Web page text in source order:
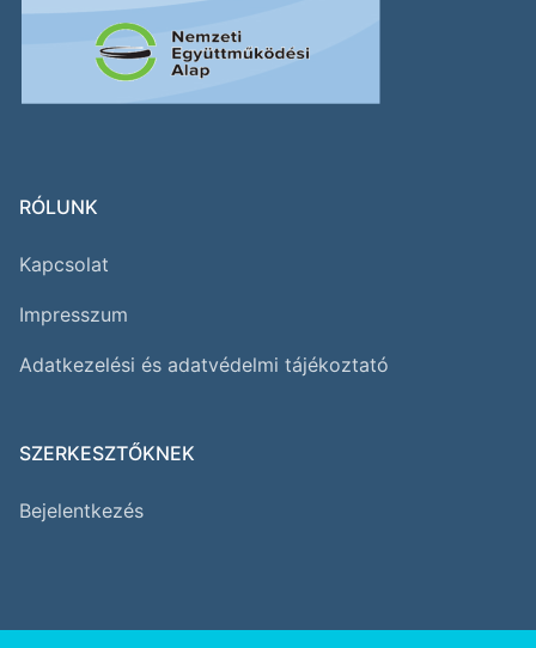
RÓLUNK
Kapcsolat
Impresszum
Adatkezelési és adatvédelmi tájékoztató
SZERKESZTŐKNEK
Bejelentkezés